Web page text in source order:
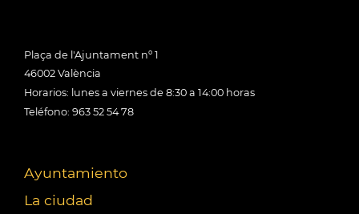
Plaça de l'Ajuntament nº 1
46002 València
Horarios: lunes a viernes de 8:30 a 14:00 horas
Teléfono: 963 52 54 78
Ayuntamiento
La ciudad